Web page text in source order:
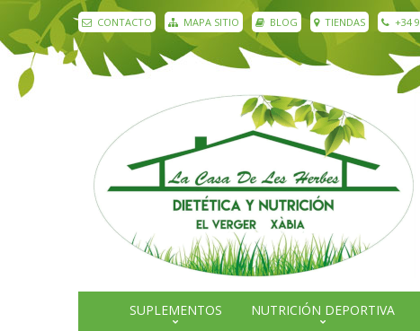
CONTACTO MAPA SITIO BLOG TIENDAS +34
SUPLEMENTOS NUTRICIÓN DEPORTIVA